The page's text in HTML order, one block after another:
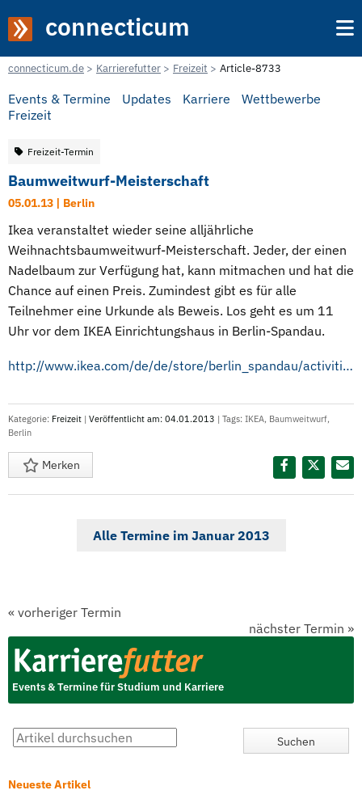
connecticum
connecticum.de Karrierefutter Freizeit Article-8733
Events & Termine Updates Karriere
Wettbewerbe
Freizeit
Freizeit-Termin
Baumweitwurf-Meisterschaft
05.01.13 | Berlin
Ikea veranstaltet wieder seine alljährliche
Weihnachtsbaumweitwurf-Meisterschaft. Jeder, der einen
Nadelbaum zur Verfügung hat, kann mitmachen und hat die
Chance auf einen Preis. Zumindest gibt es für alle
Teilnehmer eine Urkunde als Beweis. Los geht es um 11
Uhr vor dem IKEA Einrichtungshaus in Berlin-Spandau.
http://www.ikea.com/de/de/store/berlin_spandau/activities
Kategorie: Freizeit | Veröffentlicht am: 04.01.2013 | Tags: IKEA, Baumweitwurf,
Berlin
Merken
Alle Termine im Januar 2013
« vorheriger Termin
nächster Termin »
Events & Termine für Studium und Karriere
Neueste Artikel